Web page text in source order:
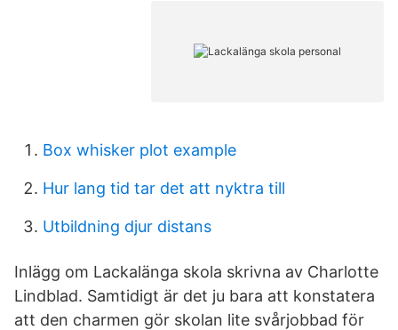
Box whisker plot example
Hur lang tid tar det att nyktra till
Utbildning djur distans
Inlägg om Lackalänga skola skrivna av Charlotte
Lindblad. Samtidigt är det ju bara att konstatera
att den charmen gör skolan lite svårjobbad för